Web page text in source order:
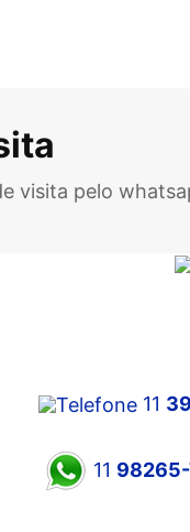
visita pelo
11
11